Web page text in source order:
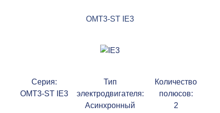
OMT3-ST IE3
Серия:
OMT3-ST IE3
Тип
электродвигателя:
Асинхронный
Количество
полюсов:
2